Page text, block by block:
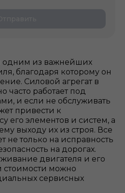
одним из важнейших
благодаря которому он
Силовой агрегат в
часто работает под
и если не обслуживать
привести к
его элементов и систем, а
выходу их из строя. Все
не только на исправность
на дорогах.
двигателя и его
стоимости можно
сервисных